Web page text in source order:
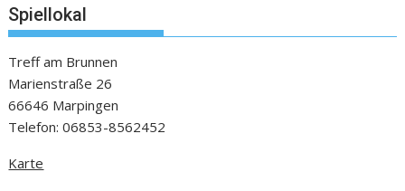
Spiellokal
Treff am Brunnen
Marienstraße 26
66646 Marpingen
Telefon: 06853-8562452
Karte